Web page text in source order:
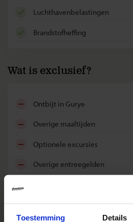
Toestemming Details
luchthavenbelastingen
brandstofheffing
Wat is exclusief?
ontbijt in Gurye
overige maaltijden
optionele excursies
overige entreegelden
boekingskosten